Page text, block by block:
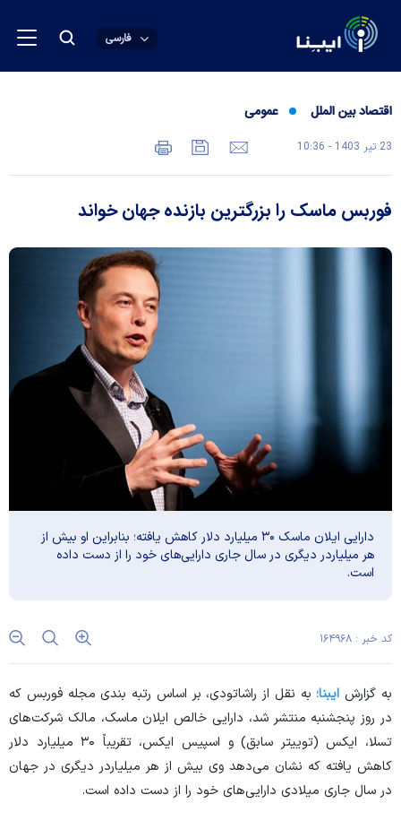
فارسی
اقتصاد بین الملل عمومی
23 تير 1403 - 10:36
فوربس ماسک را بزرگترین بازنده جهان خواند
دارایی ایلان ماسک ۳۰ میلیارد دلار کاهش یافته؛ بنابراین او بیش از
هر میلیاردر دیگری در سال جاری دارایی‌های خود را از دست داده
است.
کد خبر : ۱۶۴۹۶۸
به گزارشایبنا؛ به نقل از راشاتودی، بر اساس رتبه بندی مجله فوربس که
در روز پنجشنبه منتشر شد، دارایی خالص ایلان ماسک، مالک شرکت‌های
تسلا، ایکس (توییتر سابق) و اسپیس ایکس، تقریباً ۳۰ میلیارد دلار
کاهش یافته که نشان می‌دهد وی بیش از هر میلیاردر دیگری در جهان
در سال جاری میلادی دارایی‌های خود را از دست داده است.